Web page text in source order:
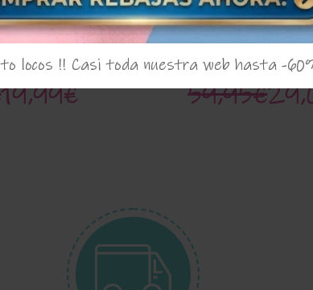
Del Sur
19,99€
Vestido de niña '
Yoedu
59,95€
locos !! Casi toda nuestra web hasta -